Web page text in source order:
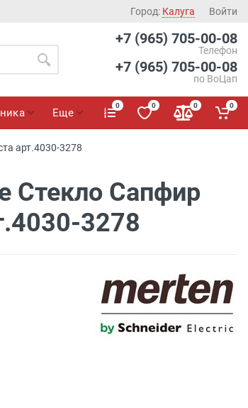
Город: Калуга Войти
+7 (965) 705-00-08
Телефон
+7 (965) 705-00-08
по ВоЦап
Еще
0 0 0 0
арт.4030-3278
Стекло Сапфир
3278